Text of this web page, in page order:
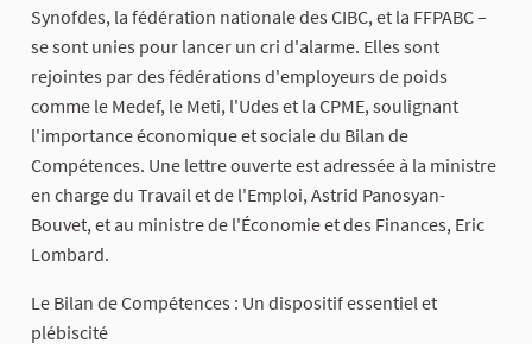
Synofdes, la fédération nationale des CIBC, et la FFPABC –
se sont unies pour lancer un cri d'alarme. Elles sont
rejointes par des fédérations d'employeurs de poids
comme le Medef, le Meti, l'Udes et la CPME, soulignant
l'importance économique et sociale du Bilan de
Compétences. Une lettre ouverte est adressée à la ministre
en charge du Travail et de l'Emploi, Astrid Panosyan-
Bouvet, et au ministre de l'Économie et des Finances, Eric
Lombard.
Le Bilan de Compétences : Un dispositif essentiel et
plébiscité